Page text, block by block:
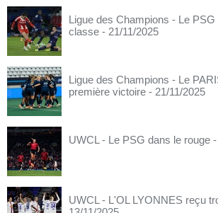
Ligue des Champions - Le
classe - 21/11/2025
Ligue des Champions - Le
première victoire - 21/11/2025
UWCL - Le PSG dans le rouge
UWCL - L'OL LYONNES reçu